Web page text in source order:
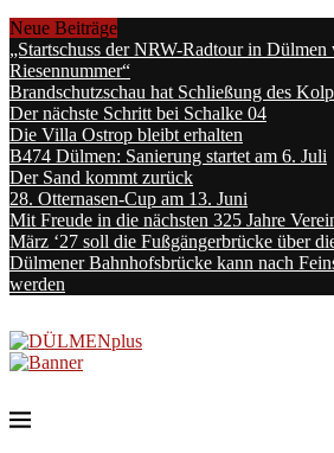
Neue Beiträge
„Startschuss der NRW-Radtour in Dülmen
Riesennummer“
Brandschutzschau hat Schließung des
Der nächste Schritt bei Schalke 04
Die Villa Ostrop bleibt erhalten
B474 Dülmen: Sanierung startet am 6. Juli
Der Sand kommt zurück
28. Otternasen-Cup am 13. Juni
Mit Freude in die nächsten 325 Jahre
März ‘27 soll die Fußgängerbrücke über
Dülmener Bahnhofsbrücke kann nach
werden